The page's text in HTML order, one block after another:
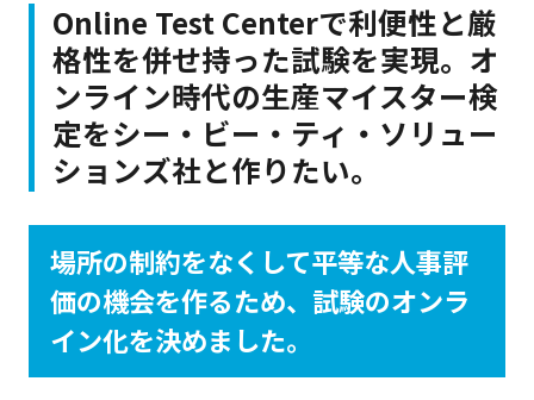
Online Test Centerで利便性と厳
格性を併せ持った試験を実現。オ
ンライン時代の生産マイスター検
定をシー・ビー・ティ・ソリュー
ションズ社と作りたい。
場所の制約をなくして平等な人事評
価の機会を作るため、試験のオンラ
イン化を決めました。